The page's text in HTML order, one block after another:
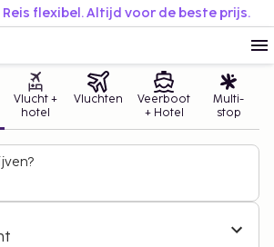
flexibel. Altijd voor de beste prijs.
Vlucht +
hotel
Vluchten
Veerboot
+ Hotel
Multi-
stop